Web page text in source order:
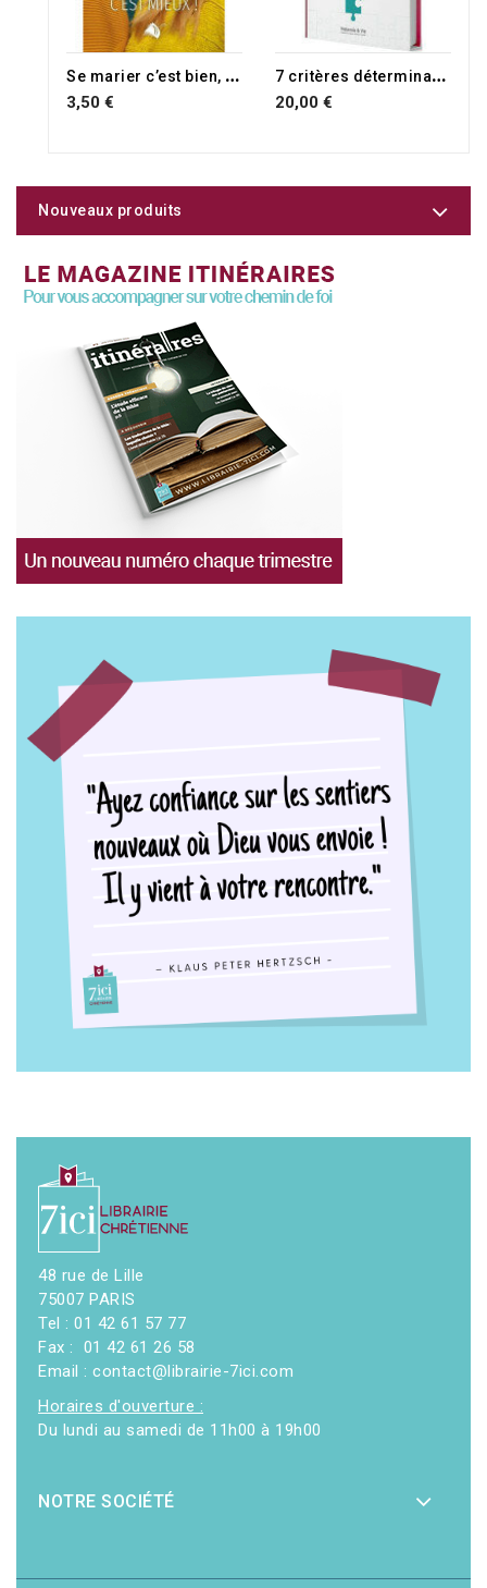
S
e marier c’est bien, bien vivre son mariage c’est mieux !
3,50 €
RUPTURE DE STOCK 7
critères déterminants & 10 signaux d'alerte pour choisir le bon conjoint
20,00 €
Nouveaux produits
48 rue de Lille
75007 PARIS
Tel : 01 42 61 57 77
Fax : 01 42 61 26 58
Email : contact@librairie-7ici.com
Horaires d'ouverture :
Du lundi au samedi de 11h00 à 19h00
NOTRE SOCIÉTÉ